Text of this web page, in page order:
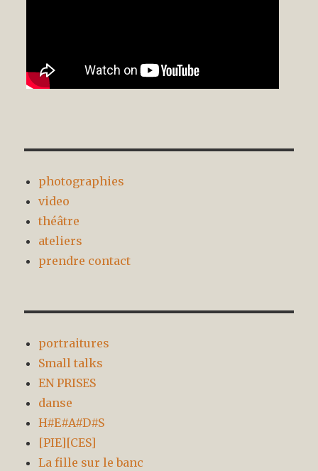
photographies
video
théâtre
ateliers
prendre contact
portraitures
Small talks
EN PRISES
danse
H#E#A#D#S
[PIE][CES]
La fille sur le banc